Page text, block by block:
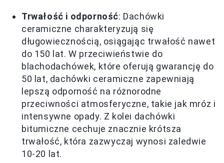
Trwałość i odporność: Dachówki
ceramiczne charakteryzują się
długowiecznością, osiągając trwałość nawet
do 150 lat. W przeciwieństwie do
blachodachówek, które oferują gwarancję do
50 lat, dachówki ceramiczne zapewniają
lepszą odporność na różnorodne
przeciwności atmosferyczne, takie jak mróz i
intensywne opady. Z kolei dachówki
bitumiczne cechuje znacznie krótsza
trwałość, która zazwyczaj wynosi zaledwie
10-20 lat.